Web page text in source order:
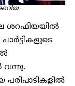
ശറഫിയയിൽ
വന്നു.